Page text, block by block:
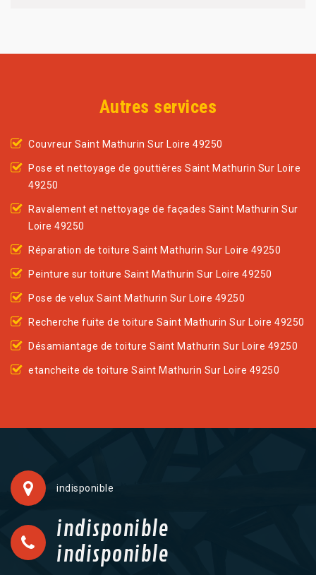
Autres services
Couvreur Saint Mathurin Sur Loire 49250
Pose et nettoyage de gouttières Saint Mathurin Sur Loire
49250
Ravalement et nettoyage de façades Saint Mathurin Sur
Loire 49250
Réparation de toiture Saint Mathurin Sur Loire 49250
Peinture sur toiture Saint Mathurin Sur Loire 49250
Pose de velux Saint Mathurin Sur Loire 49250
Recherche fuite de toiture Saint Mathurin Sur Loire 49250
Désamiantage de toiture Saint Mathurin Sur Loire 49250
etancheite de toiture Saint Mathurin Sur Loire 49250
indisponible
indisponible
indisponible